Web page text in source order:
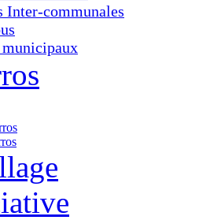
Inter-communales